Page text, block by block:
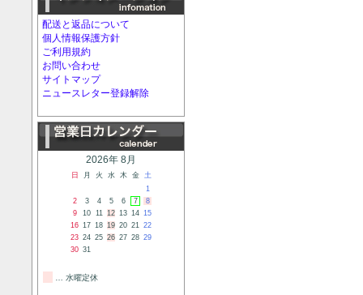
配送と返品について
個人情報保護方針
ご利用規約
お問い合わせ
サイトマップ
ニュースレター登録解除
2026年 8月
日 月 火 水 木 金
土
1
2
3 4 5 6 7
8
9
10 11 12 13 14 15
16 17 18 19 20 21 22
23 24 25 26 27 28 29
30 31
… 水曜定休